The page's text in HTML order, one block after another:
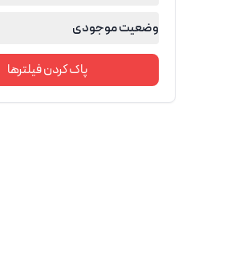
وضعیت موجودی
پاک کردن فیلترها